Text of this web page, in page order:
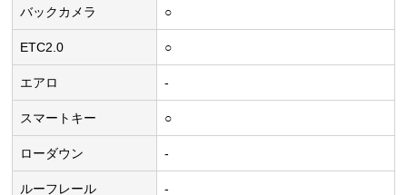
バックカメラ ○
ETC2.0 ○
エアロ -
スマートキー ○
ローダウン -
ルーフレール -